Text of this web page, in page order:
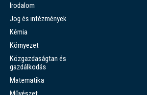
Irodalom
Jog és intézmények
Kémia
Környezet
Közgazdaságtan és
gazdálkodás
Matematika